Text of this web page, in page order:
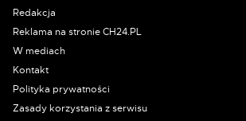
Redakcja
Reklama na stronie CH24.PL
W mediach
Kontakt
Polityka prywatności
Zasady korzystania z serwisu